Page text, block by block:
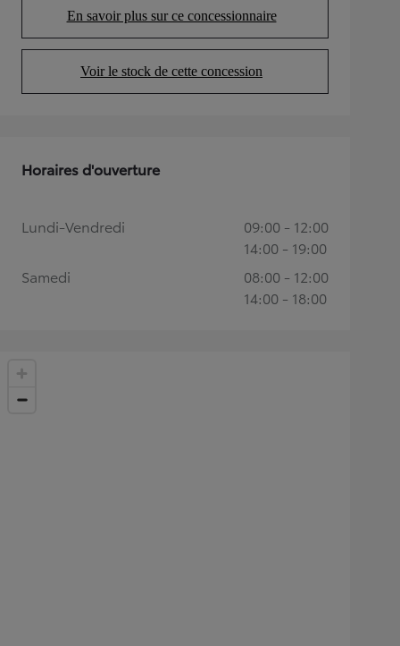
En savoir plus sur ce concessionnaire
(Opens in new tab)
Voir le stock de cette concession
(Opens in new tab)
Horaires d'ouverture
Lundi-Vendredi
09:00 - 12:00
14:00 - 19:00
Samedi
08:00 - 12:00
14:00 - 18:00